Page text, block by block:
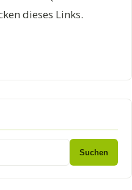
dieses Links.
Suchen